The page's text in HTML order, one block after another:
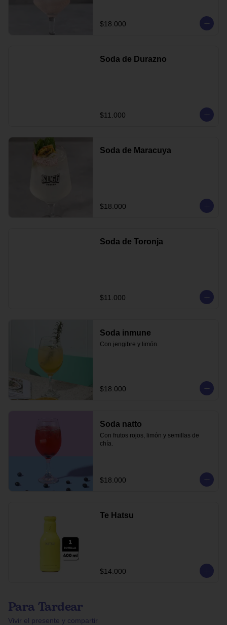
$18.000
Soda de Durazno
$11.000
Soda de Maracuya
$18.000
Soda de Toronja
$11.000
Soda inmune
Con jengibre y limón.
$18.000
Soda natto
Con frutos rojos, limón y semillas de
chía.
$18.000
Te Hatsu
$14.000
Para Tardear
Vivir el presente y compartir